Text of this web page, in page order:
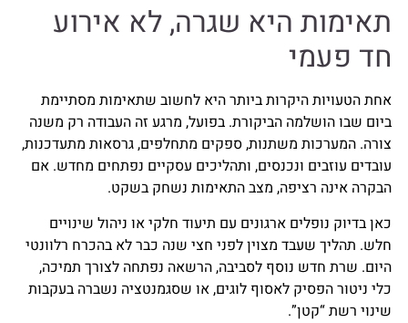
תאימות היא שגרה, לא אירוע
חד פעמי
אחת הטעויות היקרות ביותר היא לחשוב שתאימות מסתיימת
ביום שבו הושלמה הביקורת. בפועל, מרגע זה העבודה רק משנה
צורה. המערכות משתנות, ספקים מתחלפים, גרסאות מתעדכנות,
עובדים עוזבים ונכנסים, ותהליכים עסקיים נפתחים מחדש. אם
הבקרה אינה רציפה, מצב התאימות נשחק בשקט.
כאן בדיוק נופלים ארגונים עם תיעוד חלקי או ניהול שינויים
חלש. תהליך שעבד מצוין לפני חצי שנה כבר לא בהכרח רלוונטי
היום. שרת חדש נוסף לסביבה, הרשאה נפתחה לצורך תמיכה,
כלי ניטור הפסיק לאסוף לוגים, או שסגמנטציה נשברה בעקבות
שינוי רשת “קטן”.